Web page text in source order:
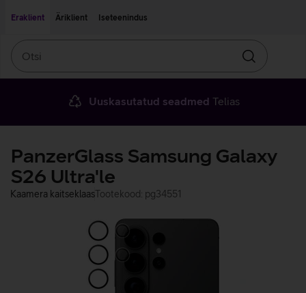
Eraklient
Äriklient Iseteenindus
Otsin
Uuskasutatud seadmed Telias
PanzerGlass Samsung Galaxy
S26 Ultra'le
Kaamera kaitseklaasTootekood: pg34551